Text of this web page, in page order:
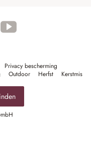
Privacy bescherming
Outdoor Herfst
Kerstmis